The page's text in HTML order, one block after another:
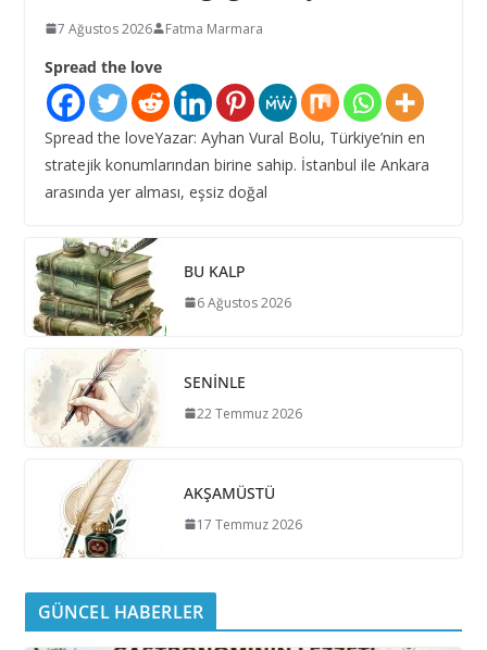
7 Ağustos 2026 Fatma Marmara
Spread the love
Spread the loveYazar: Ayhan Vural Bolu, Türkiye’nin en
stratejik konumlarından birine sahip. İstanbul ile Ankara
arasında yer alması, eşsiz doğal
BU KALP
6 Ağustos 2026
SENİNLE
22 Temmuz 2026
AKŞAMÜSTÜ
17 Temmuz 2026
GÜNCEL HABERLER